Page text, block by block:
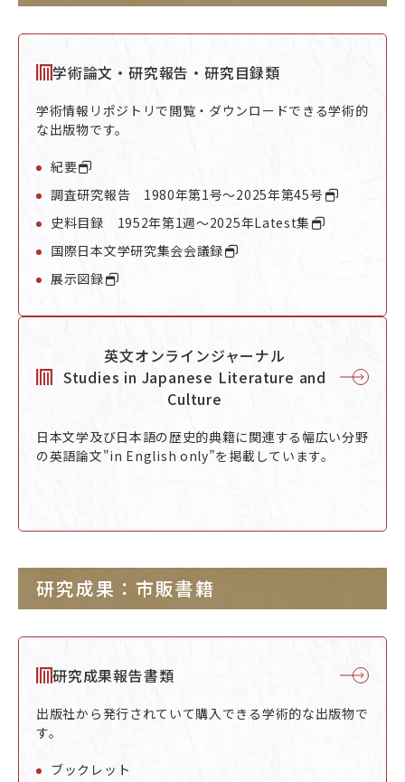
学術論文・研究報告・研究目録類
学術情報リポジトリで閲覧・ダウンロードできる学術的
な出版物です。
紀要
調査研究報告 1980年第1号～2025年第45号
史料目録 1952年第1週～2025年Latest集
国際日本文学研究集会会議録
展示図録
英文オンラインジャーナル
Studies in Japanese Literature and
Culture
日本文学及び日本語の歴史的典籍に関連する幅広い分野
の英語論文"in English only”を掲載しています。
研究成果：市販書籍
研究成果報告書類
出版社から発行されていて購入できる学術的な出版物で
す。
ブックレット